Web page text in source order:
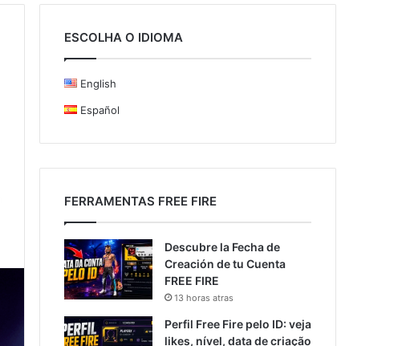
ESCOLHA O IDIOMA
English
Español
FERRAMENTAS FREE FIRE
Descubre la Fecha de
Creación de tu Cuenta
FREE FIRE
13 horas atras
Perfil Free Fire pelo ID: veja
likes, nível, data de criação